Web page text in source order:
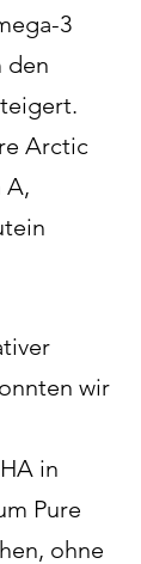
3
den
Arctic
A,
wir
in
Pure
ohne